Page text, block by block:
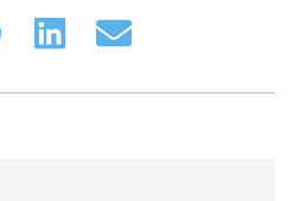
Share
Share